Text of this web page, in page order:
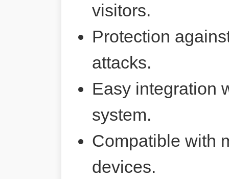
visitors.
Protection
attacks.
Easy integration
system.
Compatible with
devices.